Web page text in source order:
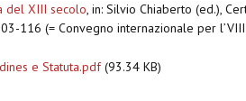
del XIII secolo, in: Silvio Chiaberto (ed.),
116 (= Convegno internazionale per
e Statuta.pdf(93.34 KB)